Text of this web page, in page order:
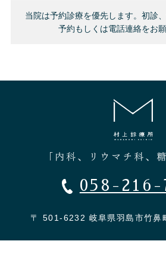
当院は予約診療を優先します。初診
予約もしくは電話連絡をお願
058-216-
〒 501-6232 岐阜県羽島市竹鼻